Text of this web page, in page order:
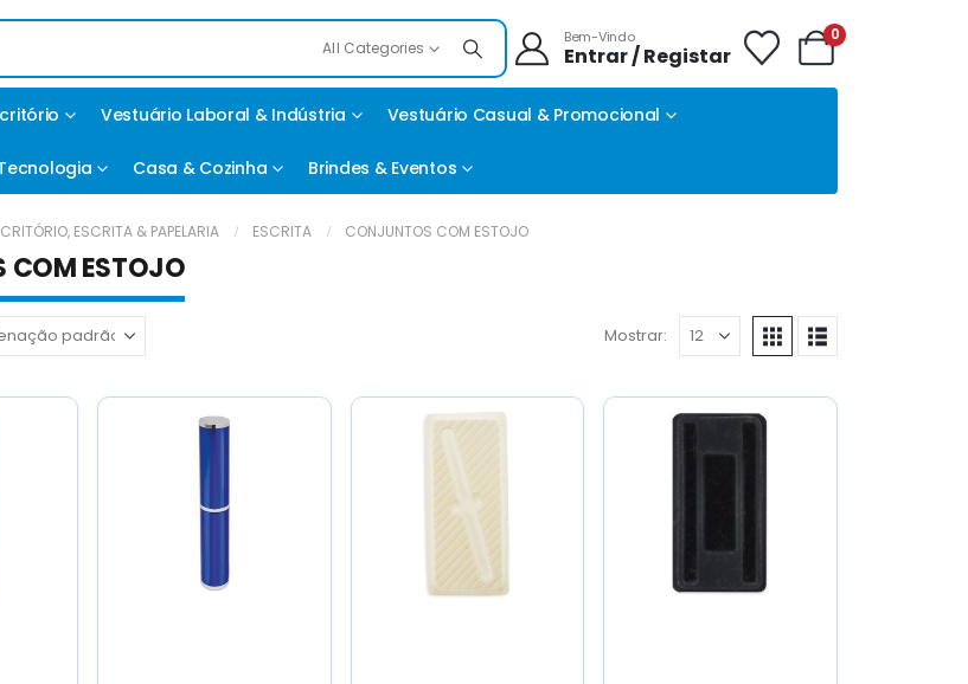
All Categories
Bem-Vindo
Entrar / Registar
0
Vestuário Laboral & Indústria Vestuário Casual & Promocional
Casa & Cozinha Brindes & Eventos
ESCRITA & PAPELARIA ESCRITA CONJUNTOS COM ESTOJO
COM ESTOJO
Mostrar: